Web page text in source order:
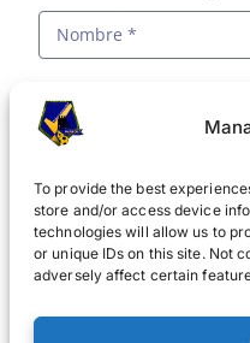
To provide the best
store and/or access device
technologies will allow us to
or unique IDs on this site. Not
adversely affect certain